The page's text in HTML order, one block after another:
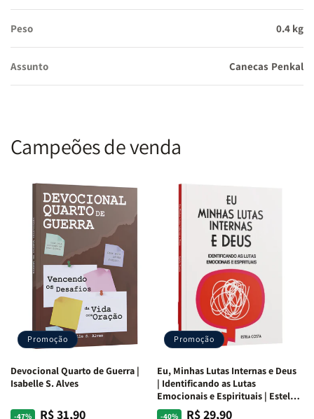
Peso 0.4 kg
Assunto Canecas Penkal
Campeões de venda
Promoção
Devocional Quarto de Guerra |
Isabelle S. Alves
-47% R$ 31,90
Promoção
Eu, Minhas Lutas Internas e Deus
| Identificando as Lutas
Emocionais e Espirituais | Estela
Costa
-40% R$ 29,90